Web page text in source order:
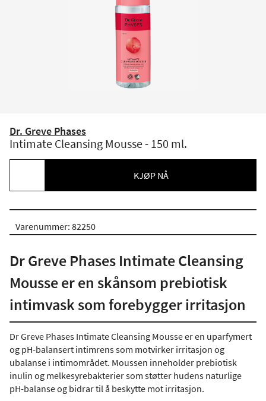
Dr. Greve Phases
Intimate Cleansing Mousse - 150 ml.
KJØP NÅ
Varenummer: 82250
Dr Greve Phases Intimate Cleansing
Mousse er en skånsom prebiotisk
intimvask som forebygger irritasjon
Dr Greve Phases Intimate Cleansing Mousse er en uparfymert
og pH-balansert intimrens som motvirker irritasjon og
ubalanse i intimområdet. Moussen inneholder prebiotisk
inulin og melkesyrebakterier som støtter hudens naturlige
pH-balanse og bidrar til å beskytte mot irritasjon.